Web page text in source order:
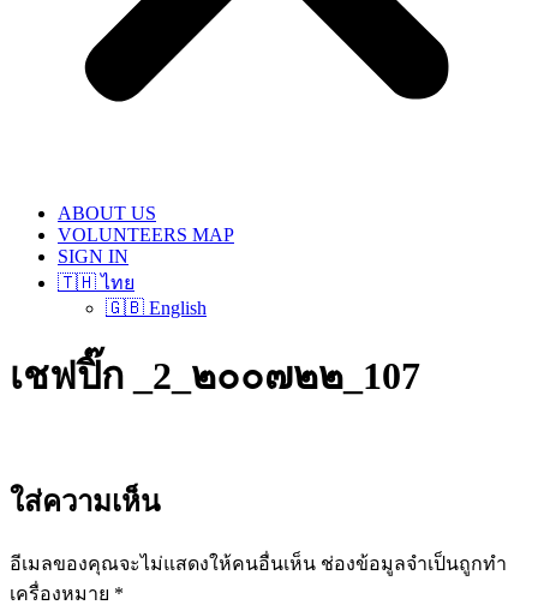
ABOUT US
VOLUNTEERS MAP
SIGN IN
🇹🇭 ไทย
🇬🇧 English
เชฟปิ๊ก _2_๒๐๐๗๒๒_107
ใส่ความเห็น
อีเมลของคุณจะไม่แสดงให้คนอื่นเห็น ช่องข้อมูลจำเป็นถูกทำ
เครื่องหมาย *